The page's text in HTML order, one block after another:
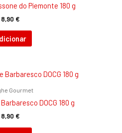
do Piemonte 180 g
8,90 €
Gourmet
DOCG 180 g
8,90 €